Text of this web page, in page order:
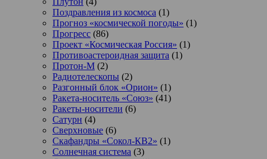
Поздравления из космоса (1)
Прогноз «космической погоды» (1)
Прогресс (86)
Проект «Космическая Россия» (1)
Противоастероидная защита (1)
Протон-М (2)
Радиотелескопы (2)
Разгонный блок «Орион» (1)
Ракета-носитель «Союз» (41)
Ракеты-носители (6)
Сатурн (4)
Сверхновые (6)
Скафандры «Сокол-КВ2» (1)
Солнечная система (3)